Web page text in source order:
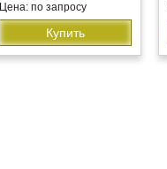
Цена: по запросу
Купить